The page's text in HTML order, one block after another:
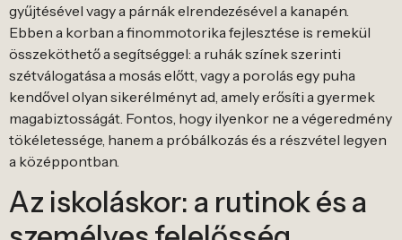
gyűjtésével vagy a párnák elrendezésével a kanapén.
Ebben a korban a finommotorika fejlesztése is remekül
összeköthető a segítséggel: a ruhák színek szerinti
szétválogatása a mosás előtt, vagy a porolás egy puha
kendővel olyan sikerélményt ad, amely erősíti a gyermek
magabiztosságát. Fontos, hogy ilyenkor ne a végeredmény
tökéletessége, hanem a próbálkozás és a részvétel legyen
a középpontban.
Az iskoláskor: a rutinok és a